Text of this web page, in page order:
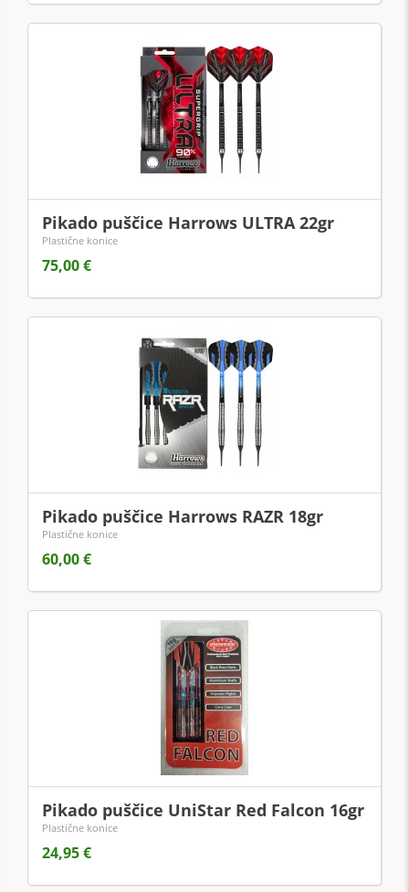
Pikado puščice Harrows ULTRA 22gr
Plastične konice
75,00 €
Pikado puščice Harrows RAZR 18gr
Plastične konice
60,00 €
Pikado puščice UniStar Red Falcon 16gr
Plastične konice
24,95 €